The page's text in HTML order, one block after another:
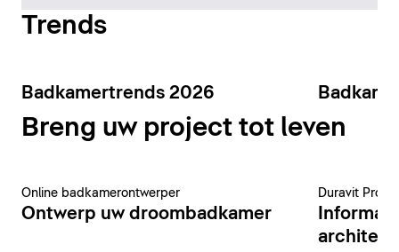
Trends
Badkamertrends 2026
Breng uw project tot leven
Online badkamerontwerper
Ontwerp uw droombadkamer
Duravit Pro-